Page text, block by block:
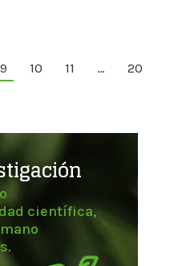
9 10 11 …
20
científica,